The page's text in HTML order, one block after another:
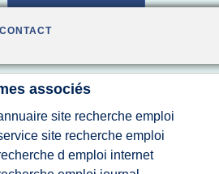
CONTACT
associés
site recherche emploi
site recherche emploi
d emploi internet